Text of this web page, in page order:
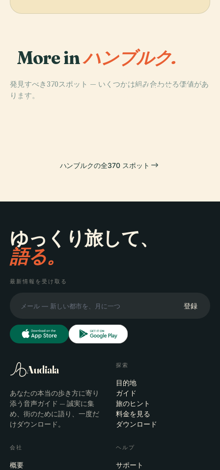
More inハンブルク.
発見すべき370スポット — いくつかは組み合わせる価値があ
ります。
PLACE
ミニチュアワン
フォルクスパル
PLACE
ハンブルクの全370 スポット
ゆっくり旅して、
語る。
最新情報を受け取る
登録
Audiala
あなたの本当の歩き方に寄り
添う音声ガイド — 誠実に集
め、街のために語り、一度だ
けダウンロード。
探索
目的地
ガイド
旅のヒント
料金を見る
ダウンロード
会社
概要
ヘルプ
サポート